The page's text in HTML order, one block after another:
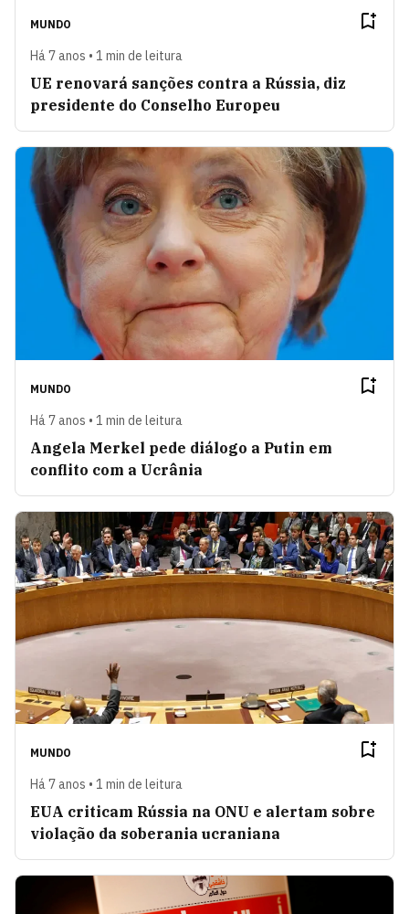
MUNDO
Há 7 anos • 1 min de leitura
UE renovará sanções contra a Rússia, diz
presidente do Conselho Europeu
MUNDO
Há 7 anos • 1 min de leitura
Angela Merkel pede diálogo a Putin em
conflito com a Ucrânia
MUNDO
Há 7 anos • 1 min de leitura
EUA criticam Rússia na ONU e alertam sobre
violação da soberania ucraniana